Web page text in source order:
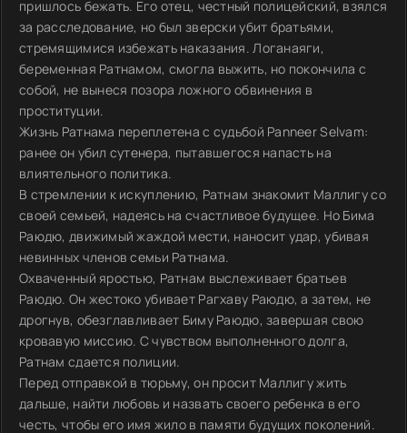
пришлось бежать. Его отец, честный полицейский, взялся
за расследование, но был зверски убит братьями,
стремящимися избежать наказания. Логанаяги,
беременная Ратнамом, смогла выжить, но покончила с
собой, не вынеся позора ложного обвинения в
проституции.
Жизнь Ратнама переплетена с судьбой Panneer Selvam:
ранее он убил сутенера, пытавшегося напасть на
влиятельного политика.
В стремлении к искуплению, Ратнам знакомит Маллигу со
своей семьей, надеясь на счастливое будущее. Но Бима
Раюдю, движимый жаждой мести, наносит удар, убивая
невинных членов семьи Ратнама.
Охваченный яростью, Ратнам выслеживает братьев
Раюдю. Он жестоко убивает Рагхаву Раюдю, а затем, не
дрогнув, обезглавливает Биму Раюдю, завершая свою
кровавую миссию. С чувством выполненного долга,
Ратнам сдается полиции.
Перед отправкой в тюрьму, он просит Маллигу жить
дальше, найти любовь и назвать своего ребенка в его
честь, чтобы его имя жило в памяти будущих поколений.